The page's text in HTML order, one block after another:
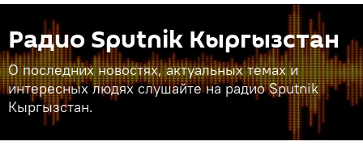
Радио Sputnik Кыргызстан
О последних новостях, актуальных темах и
интересных людях слушайте на радио Sputnik
Кыргызстан.